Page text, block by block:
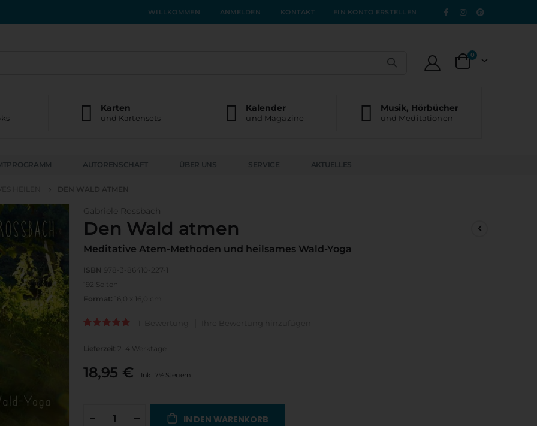
WILLKOMMEN ANMELDEN KONTAKT EIN KONTO ERSTELLEN
Warenkorb
0Artikel
Karten
und Kartensets
Kalender
und Magazine
Musik, Hörbücher
und Meditationen
AUTORENSCHAFT ÜBER UNS SERVICE AKTUELLES
HEILEN
Gabriele Rossbach
Den Wald atmen
Meditative Atem-Methoden und heilsames Wald-Yoga
ISBN
978-3-86410-227-1
192 Seiten
Format: 16,0 x 16,0 cm
Bewertung:
Lieferzeit 2–4 Werktage
18,95 € Inkl. 7% Steuern
IN DEN WARENKORB